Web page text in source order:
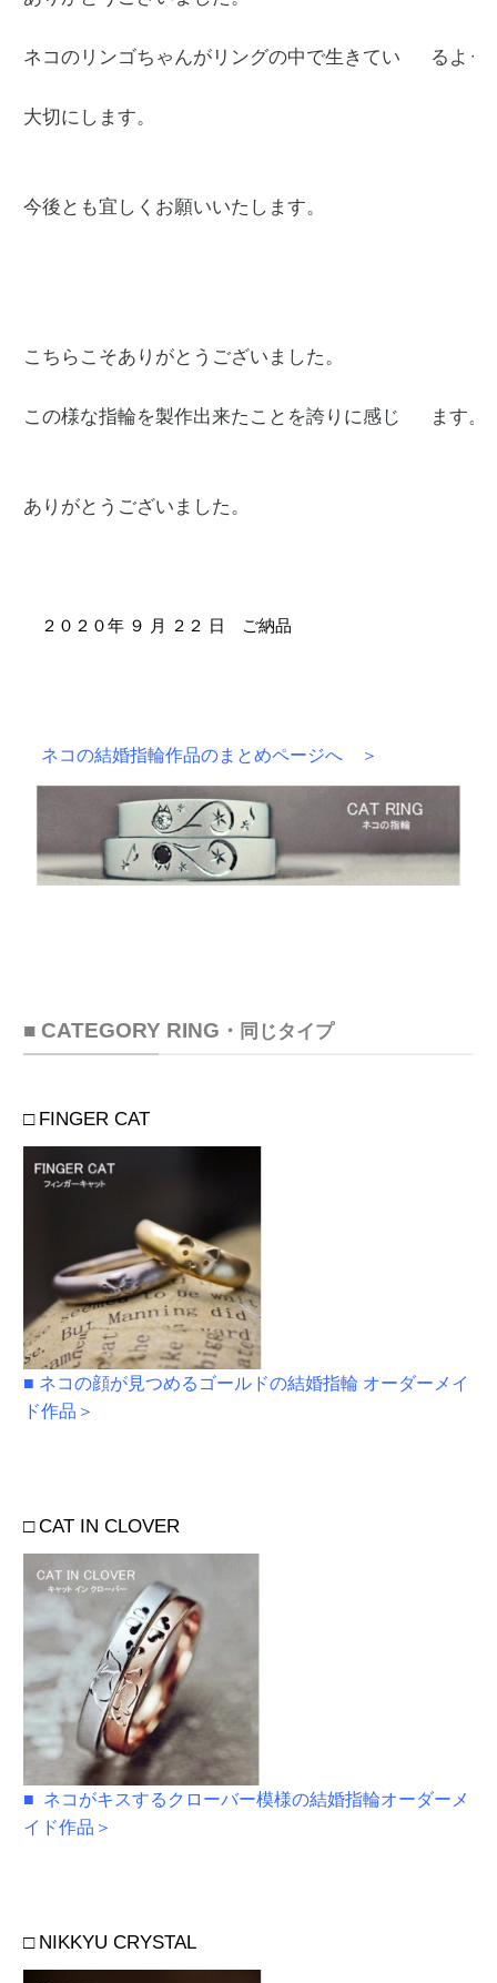
ネコのリンゴちゃんがリングの中で生きてい 　るよう
大切にします。
今後とも宜しくお願いいたします。
こちらこそありがとうございました。
この様な指輪を製作出来たことを誇りに感じ 　ます。
ありがとうございました。
２０２０年 ９ 月 ２２ 日 ご納品
ネコの結婚指輪作品のまとめページへ ＞
■ CATEGORY RING ・ 同じタイプ
□ FINGER CAT
■ ネコの顔が見つめるゴールドの結婚指輪 オーダーメイ
ド作品＞
□ CAT IN CLOVER
■ ネコがキスするクローバー模様の結婚指輪オーダーメ
イド作品＞
□ NIKKYU CRYSTAL